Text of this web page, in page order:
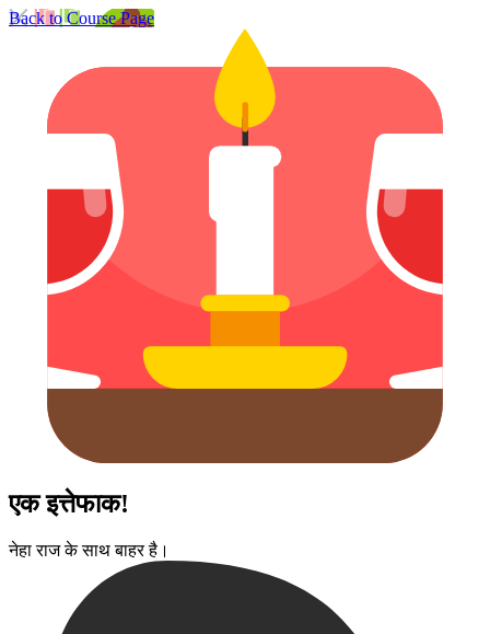
Back to Course Page
एक इत्तेफाक!
नेहा राज के साथ बाहर है।